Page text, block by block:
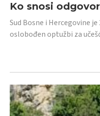
Ko snosi
Sud Bosne i Hercegovine
oslobođen optužbi za